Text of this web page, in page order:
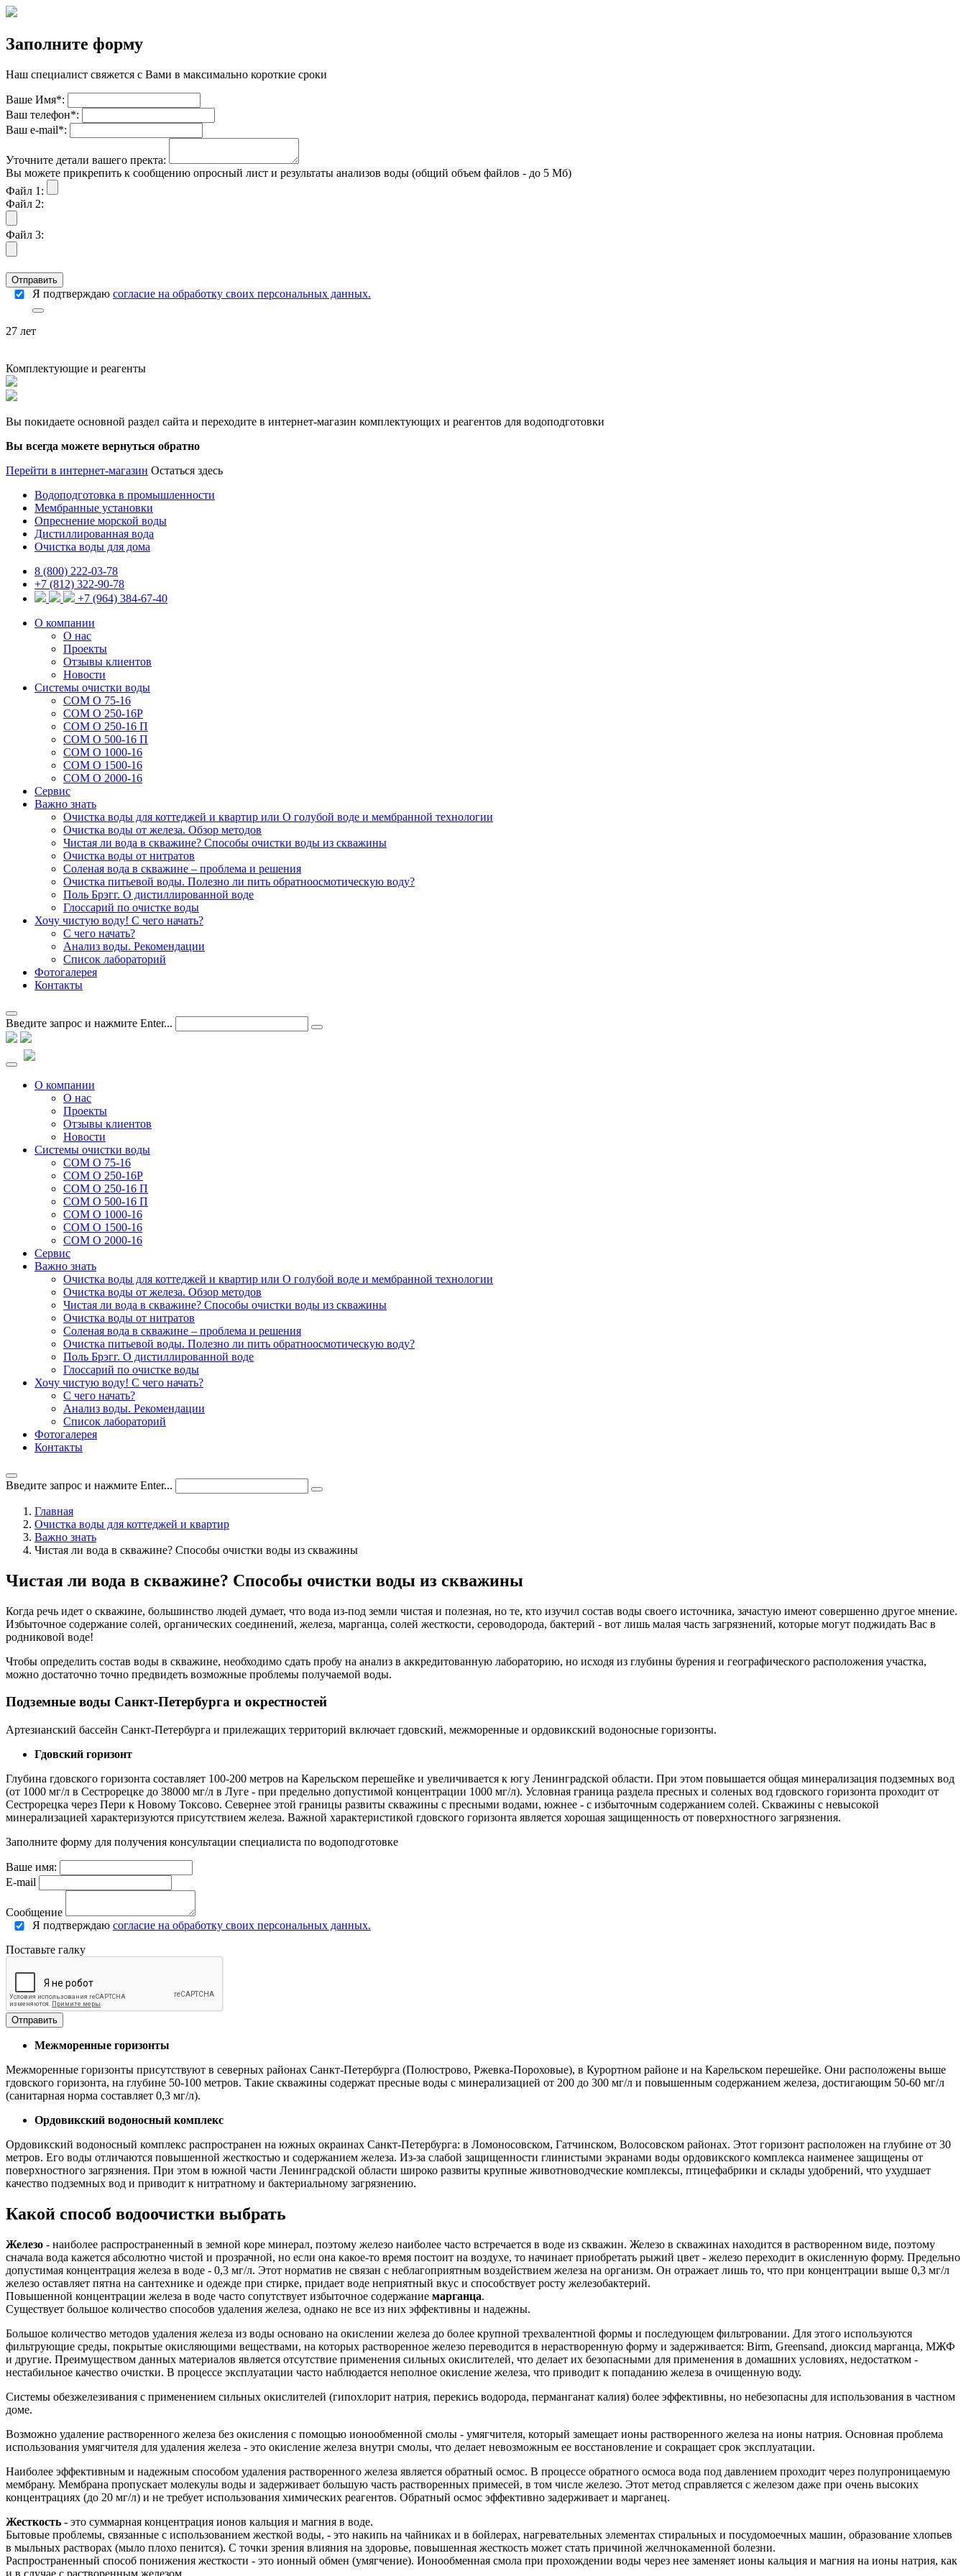
Заполните форму
Наш специалист свяжется с Вами в максимально короткие сроки
Ваше Имя*:
Ваш телефон*:
Ваш е-mail*:
Уточните детали вашего пректа:
Вы можете прикрепить к сообщению опросный лист и результаты анализов воды (общий объем файлов - до 5 Мб)
Файл 1:
Файл 2:
Файл 3:
Отправить
Я подтверждаю согласие на обработку своих персональных данных.
27 лет
Комплектующие и реагенты
Вы покидаете основной раздел сайта и переходите в интернет-магазин комплектующих и реагентов для водоподготовки
Вы всегда можете вернуться обратно
Перейти в интернет-магазин Остаться здесь
Водоподготовка в промышленности
Мембранные установки
Опреснение морской воды
Дистиллированная вода
Очистка воды для дома
8 (800) 222-03-78
+7 (812) 322-90-78
+7 (964) 384-67-40
О компании
О нас
Проекты
Отзывы клиентов
Новости
Системы очистки воды
СОМ О 75-16
СОМ О 250-16Р
СОМ О 250-16 П
СОМ О 500-16 П
СОМ О 1000-16
СОМ О 1500-16
СОМ О 2000-16
Сервис
Важно знать
Очистка воды для коттеджей и квартир или О голубой воде и мембранной технологии
Очистка воды от железа. Обзор методов
Чистая ли вода в скважине? Способы очистки воды из скважины
Очистка воды от нитратов
Соленая вода в скважине – проблема и решения
Очистка питьевой воды. Полезно ли пить обратноосмотическую воду?
Поль Брэгг. О дистиллированной воде
Глоссарий по очистке воды
Хочу чистую воду! С чего начать?
С чего начать?
Анализ воды. Рекомендации
Список лабораторий
Фотогалерея
Контакты
Введите запрос и нажмите Enter...
О компании
О нас
Проекты
Отзывы клиентов
Новости
Системы очистки воды
СОМ О 75-16
СОМ О 250-16Р
СОМ О 250-16 П
СОМ О 500-16 П
СОМ О 1000-16
СОМ О 1500-16
СОМ О 2000-16
Сервис
Важно знать
Очистка воды для коттеджей и квартир или О голубой воде и мембранной технологии
Очистка воды от железа. Обзор методов
Чистая ли вода в скважине? Способы очистки воды из скважины
Очистка воды от нитратов
Соленая вода в скважине – проблема и решения
Очистка питьевой воды. Полезно ли пить обратноосмотическую воду?
Поль Брэгг. О дистиллированной воде
Глоссарий по очистке воды
Хочу чистую воду! С чего начать?
С чего начать?
Анализ воды. Рекомендации
Список лабораторий
Фотогалерея
Контакты
Введите запрос и нажмите Enter...
Главная
Очистка воды для коттеджей и квартир
Важно знать
Чистая ли вода в скважине? Способы очистки воды из скважины
Чистая ли вода в скважине? Способы очистки воды из скважины
Когда речь идет о скважине, большинство людей думает, что вода из-под земли чистая и полезная, но те, кто изучил состав воды своего источника, зачастую имеют совершенно другое мнение.
Избыточное содержание солей, органических соединений, железа, марганца, солей жесткости, сероводорода, бактерий - вот лишь малая часть загрязнений, которые могут поджидать Вас в
родниковой воде!
Чтобы определить состав воды в скважине, необходимо сдать пробу на анализ в аккредитованную лабораторию, но исходя из глубины бурения и географического расположения участка,
можно достаточно точно предвидеть возможные проблемы получаемой воды.
Подземные воды Санкт-Петербурга и окрестностей
Артезианский бассейн Санкт-Петербурга и прилежащих территорий включает гдовский, межморенные и ордовикский водоносные горизонты.
Гдовский горизонт
Глубина гдовского горизонта составляет 100-200 метров на Карельском перешейке и увеличивается к югу Ленинградской области. При этом повышается общая минерализация подземных вод
(от 1000 мг/л в Сестрорецке до 38000 мг/л в Луге - при предельно допустимой концентрации 1000 мг/л). Условная граница раздела пресных и соленых вод гдовского горизонта проходит от
Сестрорецка через Пери к Новому Токсово. Севернее этой границы развиты скважины с пресными водами, южнее - с избыточным содержанием солей. Скважины с невысокой
минерализацией характеризуются присутствием железа. Важной характеристикой гдовского горизонта является хорошая защищенность от поверхностного загрязнения.
Заполните форму для получения консультации специалиста по водоподготовке
Ваше имя:
E-mail
Сообщение
Я подтверждаю согласие на обработку своих персональных данных.
Поставьте галку
Отправить
Межморенные горизонты
Межморенные горизонты присутствуют в северных районах Санкт-Петербурга (Полюстрово, Ржевка-Пороховые), в Курортном районе и на Карельском перешейке. Они расположены выше
гдовского горизонта, на глубине 50-100 метров. Такие скважины содержат пресные воды с минерализацией от 200 до 300 мг/л и повышенным содержанием железа, достигающим 50-60 мг/л
(санитарная норма составляет 0,3 мг/л).
Ордовикский водоносный комплекс
Ордовикский водоносный комплекс распространен на южных окраинах Санкт-Петербурга: в Ломоносовском, Гатчинском, Волосовском районах. Этот горизонт расположен на глубине от 30
метров. Его воды отличаются повышенной жесткостью и содержанием железа. Из-за слабой защищенности глинистыми экранами воды ордовикского комплекса наименее защищены от
поверхностного загрязнения. При этом в южной части Ленинградской области широко развиты крупные животноводческие комплексы, птицефабрики и склады удобрений, что ухудшает
качество подземных вод и приводит к нитратному и бактериальному загрязнению.
Какой способ водоочистки выбрать
Железо - наиболее распространенный в земной коре минерал, поэтому железо наиболее часто встречается в воде из скважин. Железо в скважинах находится в растворенном виде, поэтому
сначала вода кажется абсолютно чистой и прозрачной, но если она какое-то время постоит на воздухе, то начинает приобретать рыжий цвет - железо переходит в окисленную форму. Предельно
допустимая концентрация железа в воде - 0,3 мг/л. Этот норматив не связан с неблагоприятным воздействием железа на организм. Он отражает лишь то, что при концентрации выше 0,3 мг/л
железо оставляет пятна на сантехнике и одежде при стирке, придает воде неприятный вкус и способствует росту железобактерий.
Повышенной концентрации железа в воде часто сопутствует избыточное содержание марганца.
Существует большое количество способов удаления железа, однако не все из них эффективны и надежны.
Большое количество методов удаления железа из воды основано на окислении железа до более крупной трехвалентной формы и последующем фильтровании. Для этого используются
фильтрующие среды, покрытые окисляющими веществами, на которых растворенное железо переводится в нерастворенную форму и задерживается: Birm, Greensand, диоксид марганца, МЖФ
и другие. Преимуществом данных материалов является отсутствие применения сильных окислителей, что делает их безопасными для применения в домашних условиях, недостатком -
нестабильное качество очистки. В процессе эксплуатации часто наблюдается неполное окисление железа, что приводит к попаданию железа в очищенную воду.
Системы обезжелезивания с применением сильных окислителей (гипохлорит натрия, перекись водорода, перманганат калия) более эффективны, но небезопасны для использования в частном
доме.
Возможно удаление растворенного железа без окисления с помощью ионообменной смолы - умягчителя, который замещает ионы растворенного железа на ионы натрия. Основная проблема
использования умягчителя для удаления железа - это окисление железа внутри смолы, что делает невозможным ее восстановление и сокращает срок эксплуатации.
Наиболее эффективным и надежным способом удаления растворенного железа является обратный осмос. В процессе обратного осмоса вода под давлением проходит через полупроницаемую
мембрану. Мембрана пропускает молекулы воды и задерживает большую часть растворенных примесей, в том числе железо. Этот метод справляется с железом даже при очень высоких
концентрациях (до 20 мг/л) и не требует использования химических реагентов. Обратный осмос эффективно задерживает и марганец.
Жесткость - это суммарная концентрация ионов кальция и магния в воде.
Бытовые проблемы, связанные с использованием жесткой воды, - это накипь на чайниках и в бойлерах, нагревательных элементах стиральных и посудомоечных машин, образование хлопьев
в мыльных растворах (мыло плохо пенится). С точки зрения влияния на здоровье, повышенная жесткость может стать причиной желчнокаменной болезни.
Распространенный способ понижения жесткости - это ионный обмен (умягчение). Ионообменная смола при прохождении воды через нее заменяет ионы кальция и магния на ионы натрия, как
и в случае с растворенным железом.